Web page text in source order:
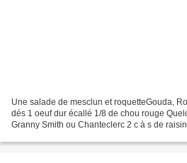
Une salade de mesclun et roquetteGouda,
dés 1 oeuf dur écallé 1/8 de chou rouge
Granny Smith ou Chanteclerc 2 c à s de